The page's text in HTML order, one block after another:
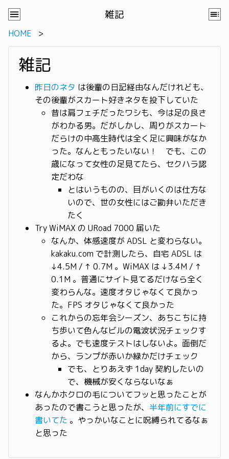
雑記
HOME
雑記
昨日のネタ は後輩の日記経由なんだけれども、
その後輩がスカート好きネタを投下していた
昔は肩フェチだったワシも、今は足の良さ
がわかる男。だがしかし、周りがスカート
だらけの中高生時代は全く足に興味がなか
った。なんともったいない！ でも、この
歳になって女性の足見てたら、セクハラ認
定だわな
とはいうものの、目がいくのは仕方な
いので、世の女性にはご勘弁いただき
たく
Try WiMAX の URoad 7000 届いた
なんか、体感速度が ADSL と変わらない。
kakaku.com で計測したら、自宅 ADSL は
↓4.5M / ↑ 0.7M 。WiMAX は ↓3.4M / ↑
0.1M 。普通にサイト見てるだけなら全く
変わらんな。速度オタじゃなくて良かっ
た。FPS オタじゃなくて良かった
これからの忘年会シーズン、あちこちに持
ち歩いて色んなビルの電波状況チェックす
るよ。でも速度テストはしないよ。面倒だ
から、ランプが赤いか緑かだけチェック
でも、とりあえず 1day 契約したいの
で、機械が安くならないなぁ
なんかホクロの毛についてフッと思ったことが
あったので書こうと思ったが、 半年前にすでに
書いてた 。やっかいなことに呪縛られてるなぁ
と思った